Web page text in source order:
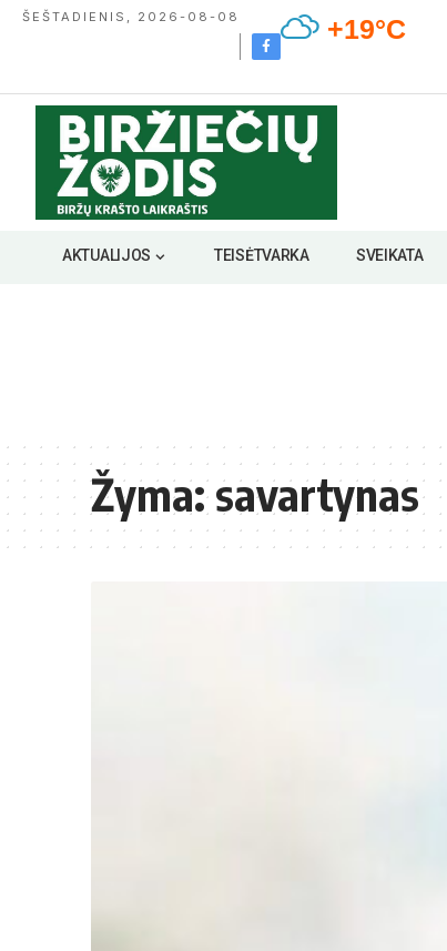
ŠEŠTADIENIS, 2026-08-08 +19°C
AKTUALIJOS TEISĖTVARKA SVEIKATA
Žyma:savartynas